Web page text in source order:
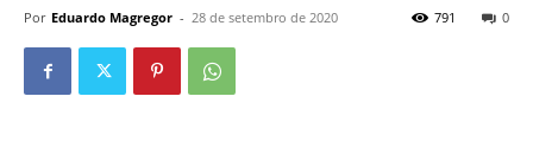
Por Eduardo Magregor - 28 de setembro de 2020 0
791